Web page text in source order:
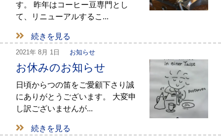
す。 昨年はコーヒー豆専門とし
て、リニューアルするこ...
続きを見る
2021年 8月 1日 お知らせ
お休みのお知らせ
日頃からつの笛をご愛顧下さり誠
にありがとうございます。 大変申
し訳ございませんが...
続きを見る